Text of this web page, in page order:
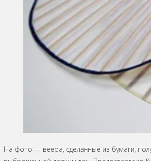
На фото — веера, сделанные из бумаги,